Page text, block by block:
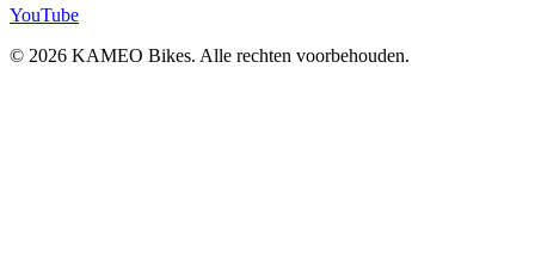
YouTube
© 2026 KAMEO Bikes. Alle rechten voorbehouden.